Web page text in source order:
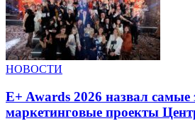
НОВОСТИ
E+ Awards 2026 назвал
маркетинговые проекты